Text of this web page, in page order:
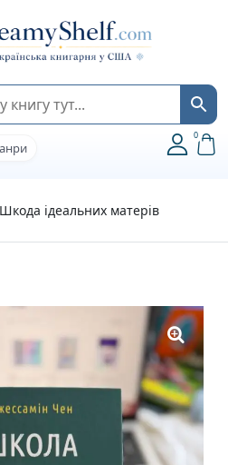
0
Шкода ідеальних матерів